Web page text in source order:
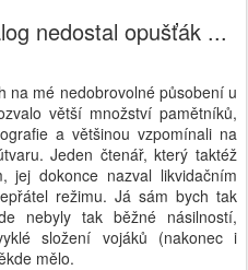
nedostal opušťák ...
na mé nedobrovolné působení u
větší množství pamětníků,
a většinou vzpomínali na
Jeden čtenář, který taktéž
jej dokonce nazval likvidačním
režimu. Já sám bych tak
nebyly tak běžné násilností,
složení vojáků (nakonec i
mělo.